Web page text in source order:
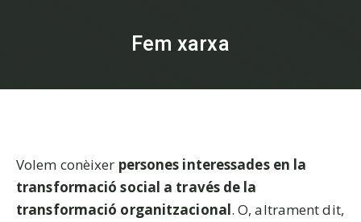
Fem xarxa
Volem conèixer persones interessades en la
transformació social a través de la
transformació organitzacional. O, altrament dit,